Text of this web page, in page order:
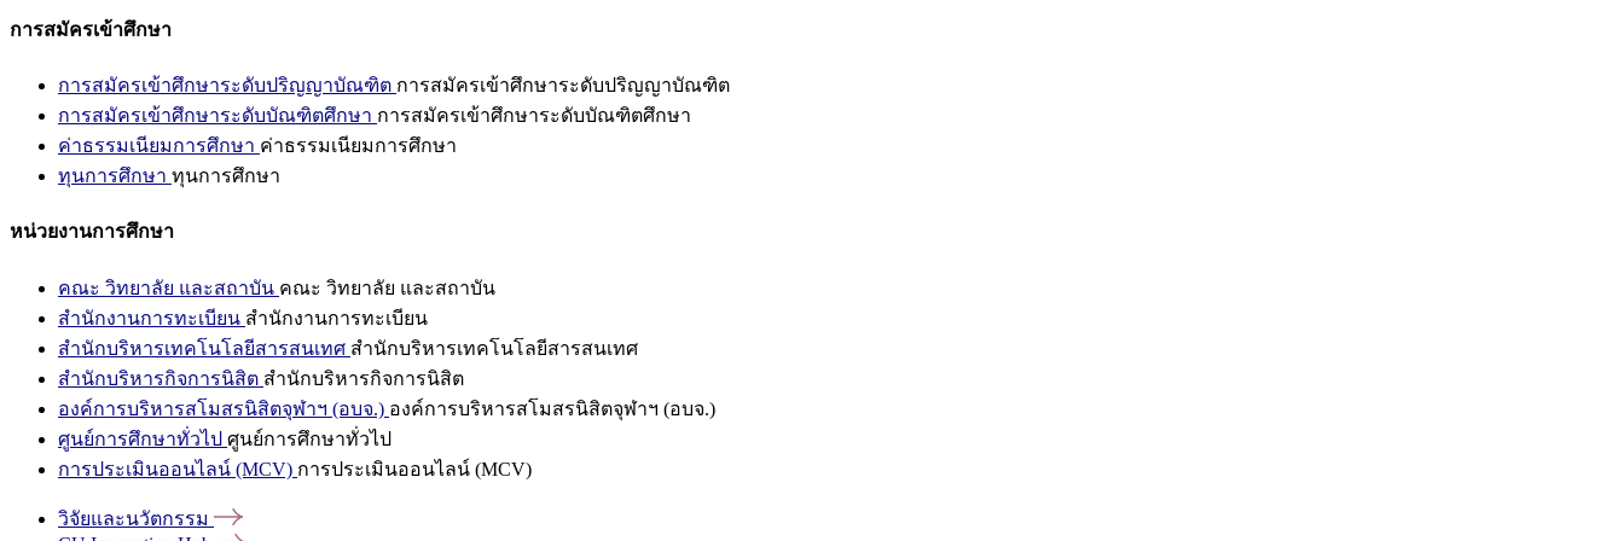
การสมัครเข้าศึกษา
การสมัครเข้าศึกษาระดับปริญญาบัณฑิต การสมัครเข้าศึกษาระดับปริญญาบัณฑิต
การสมัครเข้าศึกษาระดับบัณฑิตศึกษา การสมัครเข้าศึกษาระดับบัณฑิตศึกษา
ค่าธรรมเนียมการศึกษา ค่าธรรมเนียมการศึกษา
ทุนการศึกษา ทุนการศึกษา
หน่วยงานการศึกษา
คณะ วิทยาลัย และสถาบัน คณะ วิทยาลัย และสถาบัน
สำนักงานการทะเบียน สำนักงานการทะเบียน
สำนักบริหารเทคโนโลยีสารสนเทศ สำนักบริหารเทคโนโลยีสารสนเทศ
สำนักบริหารกิจการนิสิต สำนักบริหารกิจการนิสิต
องค์การบริหารสโมสรนิสิตจุฬาฯ (อบจ.) องค์การบริหารสโมสรนิสิตจุฬาฯ (อบจ.)
ศูนย์การศึกษาทั่วไป ศูนย์การศึกษาทั่วไป
การประเมินออนไลน์ (MCV) การประเมินออนไลน์ (MCV)
วิจัยและนวัตกรรม